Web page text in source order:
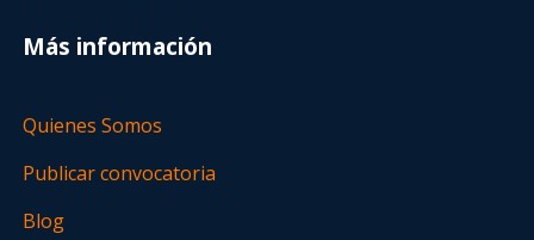
Más información
Quienes Somos
Publicar convocatoria
Blog